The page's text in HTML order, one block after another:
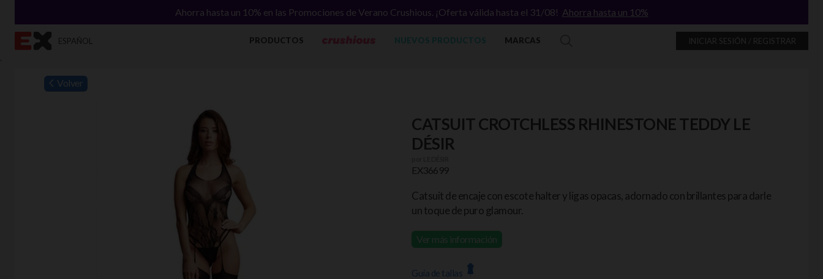
`
Ahorra hasta un 10% en las Promociones de Verano Crushious. ¡Oferta válida hasta el 31/08! Ahorra hasta un 10%
ESPAÑOL PRODUCTOS NUEVOS PRODUCTOS MARCAS INICIAR SESIÓN / REGISTRAR
Volver
CATSUIT CROTCHLESS RHINESTONE TEDDY LE
DÉSIR
EX36699
Catsuit de encaje con escote halter y ligas opacas, adornado con brillantes para darle
un toque de puro glamour.
Ver más información
Guía de tallas